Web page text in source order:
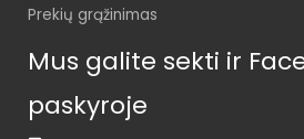
Prekių grąžinimas
Mus galite sekti ir
paskyroje